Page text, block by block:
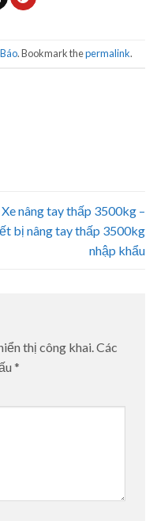
. Bookmark thepermalink.
Xe nâng tay thấp 3500kg –
bị nâng tay thấp 3500kg
nhập khẩu
thị công khai.Các
*